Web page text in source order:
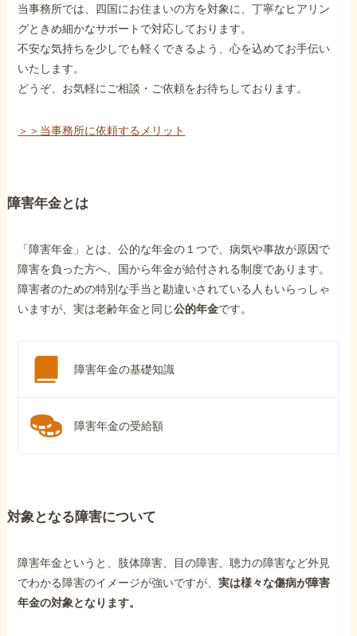
当事務所では、四国にお住まいの方を対象に、丁寧なヒアリン
グときめ細かなサポートで対応しております。
不安な気持ちを少しでも軽くできるよう、心を込めてお手伝い
いたします。
どうぞ、お気軽にご相談・ご依頼をお待ちしております。
＞＞当事務所に依頼するメリット
障害年金とは
「障害年金」とは、公的な年金の１つで、病気や事故が原因で
障害を負った方へ、国から年金が給付される制度であります。
障害者のための特別な手当と勘違いされている人もいらっしゃ
いますが、実は老齢年金と同じ公的年金です。
障害年金の基礎知識
障害年金の受給額
対象となる障害について
障害年金というと、肢体障害、目の障害、聴力の障害など外見
でわかる障害のイメージが強いですが、実は様々な傷病が障害
年金の対象となります。